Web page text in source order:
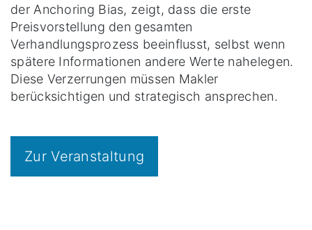
der Anchoring Bias, zeigt, dass die erste
Preisvorstellung den gesamten
Verhandlungsprozess beeinflusst, selbst wenn
spätere Informationen andere Werte nahelegen.
Diese Verzerrungen müssen Makler
berücksichtigen und strategisch ansprechen.
Zur Veranstaltung